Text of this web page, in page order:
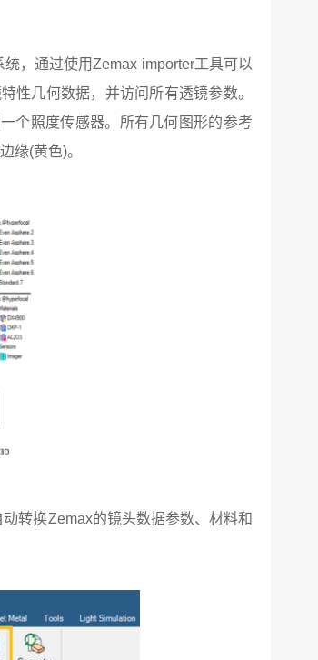
，通过使用Zemax importer工具可以
性几何数据，并访问所有透镜参数。
个照度传感器。所有几何图形的参考
缘(黄色)。
转换Zemax的镜头数据参数、材料和